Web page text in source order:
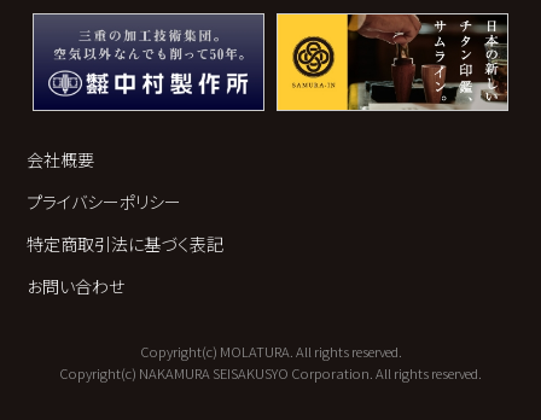
会社概要
プライバシーポリシー
特定商取引法に基づく表記
お問い合わせ
Copyright(c) MOLATURA. All rights reserved.
Copyright(c) NAKAMURA SEISAKUSYO Corporation. All rights reserved.